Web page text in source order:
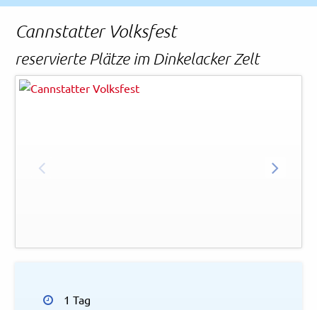
Cannstatter Volksfest
reservierte Plätze im Dinkelacker Zelt
Tom Weller
© in.Stuttgart
1 Tag
Reiseversicherung